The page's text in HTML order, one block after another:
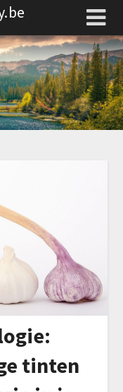
tinten